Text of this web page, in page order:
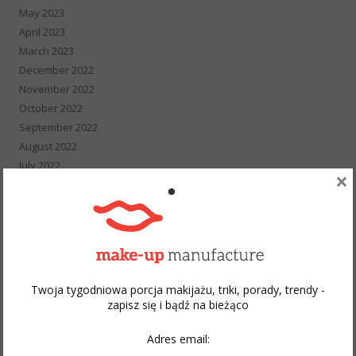
May 2023
April 2023
March 2023
December 2022
November 2022
October 2022
September 2022
August 2022
July 2022
November 2021
Twoja tygodniowa porcja makijażu, triki, porady, trendy -
zapisz się i bądź na bieżąco
Adres email:
×